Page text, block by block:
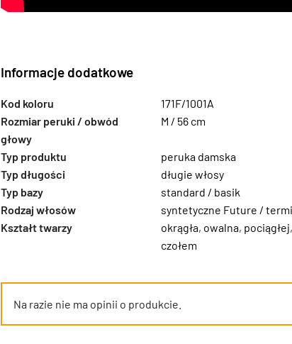
Informacje dodatkowe
Kod koloru
171F/1001A
Rozmiar peruki / obwód
głowy
M / 56 cm
Typ produktu
peruka damska
Typ długości
długie włosy
Typ bazy
standard / basik
Rodzaj włosów
syntetyczne Future /
Kształt twarzy
okrągła, owalna, pociągłej,
czołem
Na razie nie ma opinii o produkcie.